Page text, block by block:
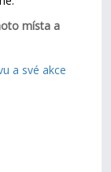
místa a
a své akce